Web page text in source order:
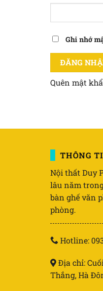
Ghi nhớ
ĐĂNG
Quên mật
THÔNG
Nội thất Duy
lâu năm
bàn ghế văn
phòng.
Hotline:
Địa chỉ:
Thắng, Hà